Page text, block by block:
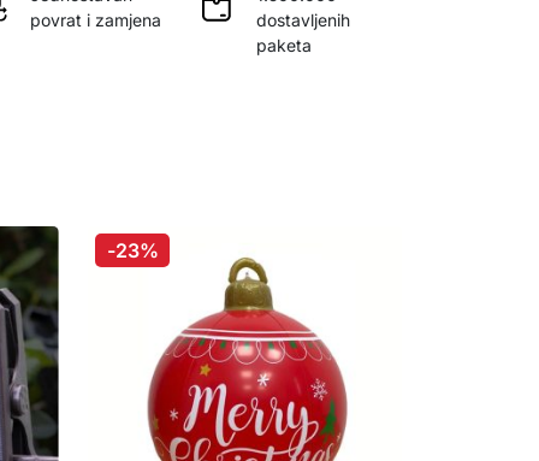
povrat i zamjena
dostavljenih
paketa
-23%